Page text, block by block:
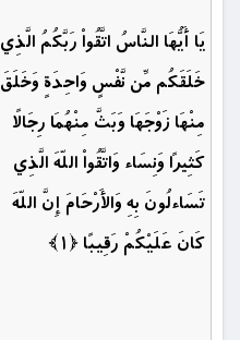
يَا أَيُّهَا النَّاسُ اتَّقُواْ رَبَّكُمُ الَّذِي
خَلَقَكُم مِّن نَّفْسٍ وَاحِدَةٍ وَخَلَقَ
مِنْهَا زَوْجَهَا وَبَثَّ مِنْهُمَا رِجَالًا
كَثِيرًا وَنِسَاء وَاتَّقُواْ اللّهَ الَّذِي
تَسَاءلُونَ بِهِ وَالأَرْحَامَ إِنَّ اللّهَ
كَانَ عَلَيْكُمْ رَقِيبًا ﴿۱﴾